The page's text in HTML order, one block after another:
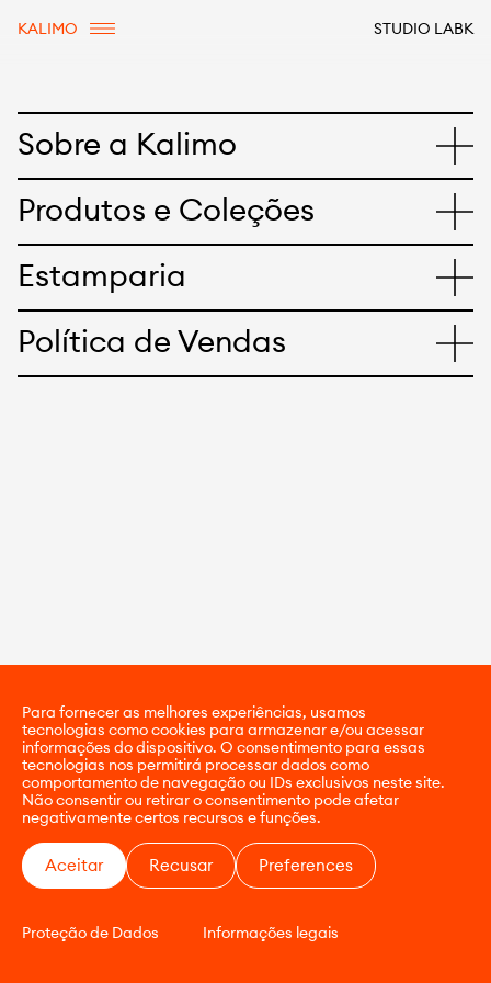
Para fornecer as melhores experiências, usamos
tecnologias como cookies para armazenar e/ou acessar
informações do dispositivo. O consentimento para essas
tecnologias nos permitirá processar dados como
comportamento de navegação ou IDs exclusivos neste site.
Não consentir ou retirar o consentimento pode afetar
negativamente certos recursos e funções.
Aceitar Recusar Preferences
Proteção de Dados Informações legais
KALIMO STUDIO LABK
Sobre a Kalimo
Produtos e Coleções
Estamparia
Política de Vendas